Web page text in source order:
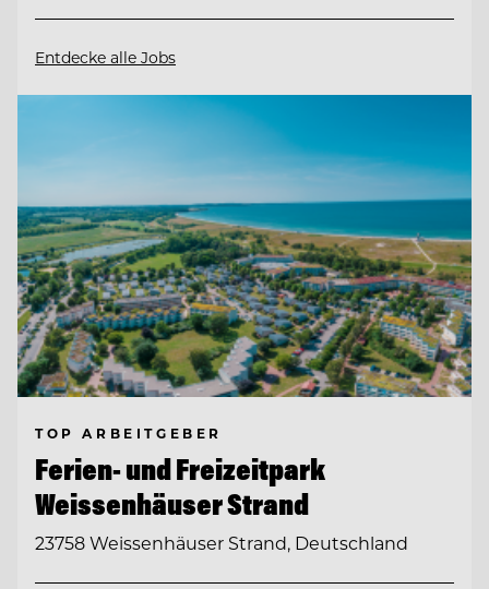
Entdecke alle Jobs
TOP ARBEITGEBER
Ferien- und Freizeitpark
Weissenhäuser Strand
23758 Weissenhäuser Strand, Deutschland